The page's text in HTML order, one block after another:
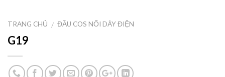
TRANG CHỦ / ĐẦU COS NỐI DÂY ĐIỆN
G19